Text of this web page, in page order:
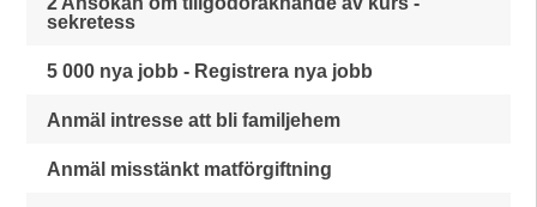
sekretess
5 000 nya jobb - Registrera nya jobb
Anmäl intresse att bli familjehem
Anmäl misstänkt matförgiftning